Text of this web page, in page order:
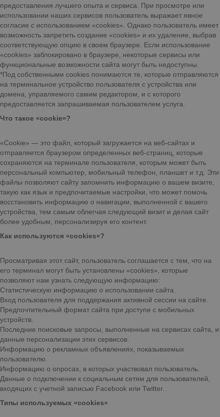
предоставления лучшего опыта и сервиса. При просмотре или
использовании наших сервисов пользователь выражает явное
согласие с использованием «cookies». Однако пользователь имеет
возможность запретить создание «cookies» и их удаление, выбрав
соответствующую опцию в своем браузере. Если использование
«cookies» заблокировано в браузере, некоторые сервисы или
функциональные возможности сайта могут быть недоступны.
*Под собственными cookies понимаются те, которые отправляются
на терминальное устройство пользователя с устройства или
домена, управляемого самим редактором, и с которого
предоставляется запрашиваемая пользователем услуга.
Что такое «cookie»?
«Cookie» — это файл, который загружается на веб-сайтах и
отправляется браузером определенных веб-страниц, которые
сохраняются на терминале пользователя, которым может быть
персональный компьютер, мобильный телефон, планшет и т.д. Эти
файлы позволяют сайту запомнить информацию о вашем визите,
такую как язык и предпочитаемые настройки, что может помочь
восстановить информацию о навигации, выполненной с вашего
устройства, тем самым облегчая следующий визит и делая сайт
более удобным, персонализируя его контент.
Как используются «cookies»?
Просматривая этот сайт, пользователь соглашается с тем, что на
его терминал могут быть установлены «cookies», которые
позволяют нам узнать следующую информацию:
Статистическую информацию о использовании сайта.
Вход пользователя для поддержания активной сессии на сайте.
Предпочтительный формат сайта при доступе с мобильных
устройств.
Последние поисковые запросы, выполненные на сервисах сайта, и
данные персонализации этих сервисов.
Информацию о рекламных объявлениях, показываемых
пользователю.
Информацию о опросах, в которых участвовал пользователь.
Данные о подключении к социальным сетям для пользователей,
входящих с учетной записью Facebook или Twitter.
Типы используемых «cookies»